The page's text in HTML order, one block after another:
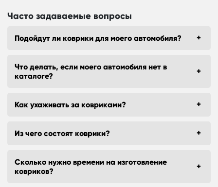
Часто задаваемые вопросы
Подойдут ли коврики для моего автомобиля?
Что делать, если моего автомобиля нет в
каталоге?
Как ухаживать за ковриками?
Из чего состоят коврики?
Сколько нужно времени на изготовление
ковриков?